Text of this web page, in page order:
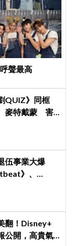
聲最高
QUIZ》同框
麥特戴蒙 害
伍事業大爆
》、
翻！Disney+
公開，高貴氣